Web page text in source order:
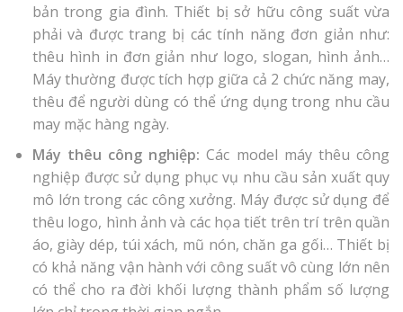
bản trong gia đình. Thiết bị sở hữu công suất vừa
phải và được trang bị các tính năng đơn giản như:
thêu hình in đơn giản như logo, slogan, hình ảnh…
Máy thường được tích hợp giữa cả 2 chức năng may,
thêu để người dùng có thể ứng dụng trong nhu cầu
may mặc hàng ngày.
Máy thêu công nghiệp: Các model máy thêu công
nghiệp được sử dụng phục vụ nhu cầu sản xuất quy
mô lớn trong các công xưởng. Máy được sử dụng để
thêu logo, hình ảnh và các họa tiết trên trí trên quần
áo, giày dép, túi xách, mũ nón, chăn ga gối… Thiết bị
có khả năng vận hành với công suất vô cùng lớn nên
có thể cho ra đời khối lượng thành phẩm số lượng